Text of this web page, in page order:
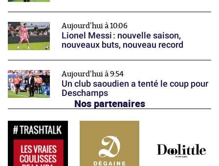
Aujourd'hui à 10:06
Lionel Messi : nouvelle saison,
nouveaux buts, nouveau record
Aujourd'hui à 9:54
Un club saoudien a tenté le coup pour
Deschamps
Nos partenaires